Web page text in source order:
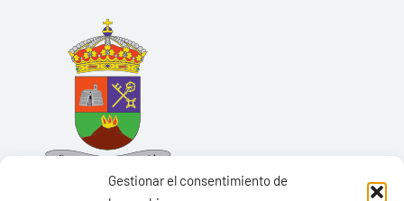
Gestionar el consentimiento de